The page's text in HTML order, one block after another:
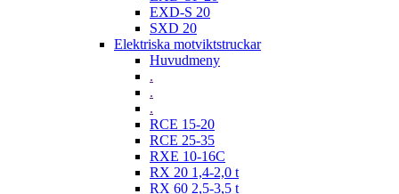
EXD-S 20
SXD 20
Elektriska motviktstruckar
Huvudmeny
.
.
.
RCE 15-20
RCE 25-35
RXE 10-16C
RX 20 1,4-2,0 t
RX 60 2,5-3,5 t